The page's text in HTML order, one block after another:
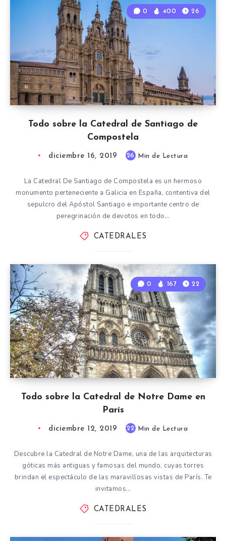
Todo sobre la Catedral de Santiago de
Compostela
0 400 26
diciembre 16, 2019 26 Min de Lectura
La Catedral De Santiago de Compostela es un hermoso
monumento perteneciente a Galicia en España, contentiva del
sepulcro del Apóstol Santiago e importante centro de
peregrinación de devotos en todo…
CATEDRALES
Todo sobre la Catedral de Notre Dame en
París
0 167 22
diciembre 12, 2019 22 Min de Lectura
Descubre la Catedral de Notre Dame, una de las arquitecturas
góticas más antiguas y famosas del mundo, cuyas torres
brindan el espectáculo de las maravillosas vistas de París. Te
invitamos…
CATEDRALES